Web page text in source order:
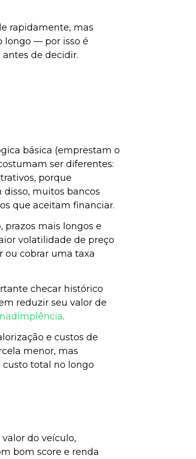
rapidamente, mas
longo — por isso é
de decidir.
básica (emprestam o
ser diferentes:
porque
muitos bancos
que aceitam financiar.
mais longos e
volatilidade de preço
ou cobrar uma taxa
checar histórico
reduzir seu valor de
.
e custos de
menor, mas
total no longo
do veículo,
bom score e renda